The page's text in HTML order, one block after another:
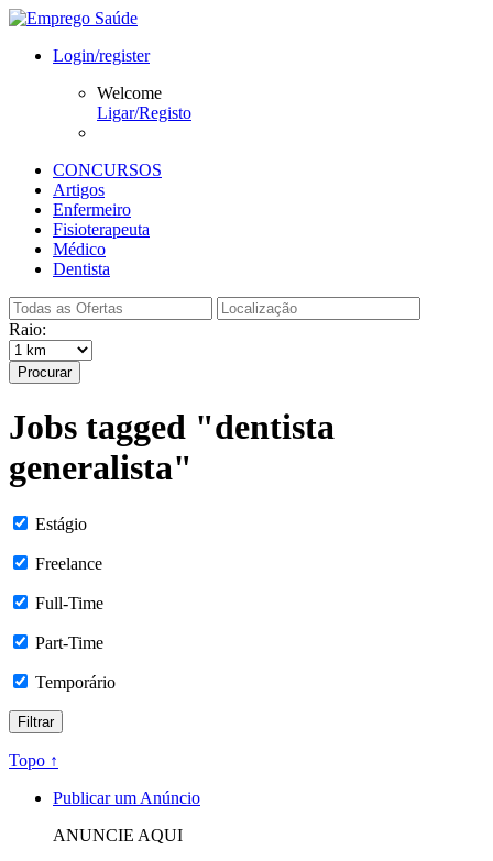
Login/register
Welcome
Ligar/Registo
CONCURSOS
Artigos
Enfermeiro
Fisioterapeuta
Médico
Dentista
Raio:
Procurar
Jobs tagged "dentista
generalista"
Estágio
Freelance
Full-Time
Part-Time
Temporário
Topo ↑
Publicar um Anúncio
ANUNCIE AQUI